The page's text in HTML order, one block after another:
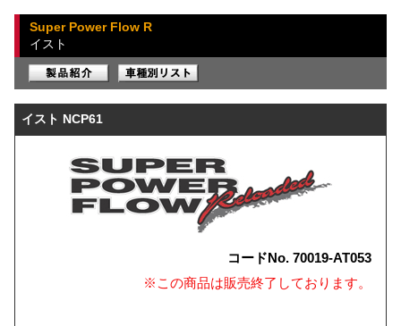
Super Power Flow R
イスト
イスト NCP61
コードNo. 70019-AT053
※この商品は販売終了しております。